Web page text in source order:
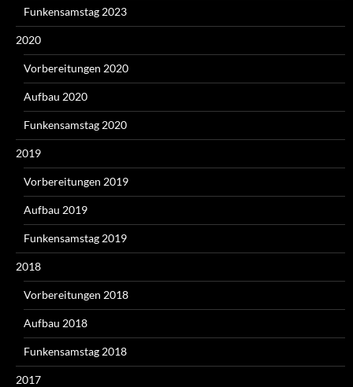
Funkensamstag 2023
2020
Vorbereitungen 2020
Aufbau 2020
Funkensamstag 2020
2019
Vorbereitungen 2019
Aufbau 2019
Funkensamstag 2019
2018
Vorbereitungen 2018
Aufbau 2018
Funkensamstag 2018
2017